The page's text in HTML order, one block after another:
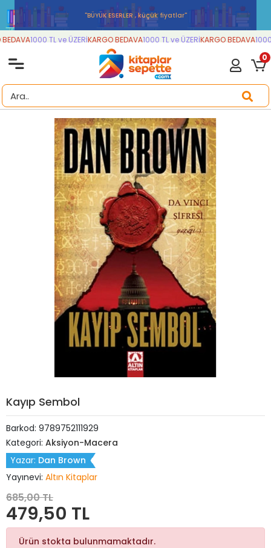
''BÜYÜK ESERLER , küçük fiyatlar''
1000 TL ve ÜZERİKARGO BEDAVA1000 TL ve ÜZERİKARGO BEDAVA1000
0
Kayıp Sembol
Barkod: 9789752111929
Kategori: Aksiyon-Macera
Yazar: Dan Brown
Yayınevi: Altın Kitaplar
685,00 TL
479,50 TL
Ürün stokta bulunmamaktadır.